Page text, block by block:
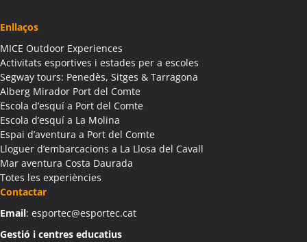
Colònies Escolars Albanyà
Activitats Teambuilding Empreses Albatàrrec
Activitats Família Amics Albatàrrec
Colònies Escolars Albatàrrec
Activitats Teambuilding Empreses Albesa
Activitats Família Amics Albesa
Colònies Escolars Albesa
Activitats Teambuilding Empreses Albi
Activitats Família Amics Albi
Colònies Escolars Albi
Activitats Teambuilding Empreses Albinyana
Enllaços
MICE Outdoor Experiences
Activitats esportives i estades per a escoles
Segway tours: Penedès, Sitges & Tarragona
Alberg Mirador Port del Comte
Escola d’esquí a Port del Comte
Escola d’esquí a La Molina
Espai d’aventura a Port del Comte
Lloguer d’embarcacions a La Llosa del Cavall
Mar aventura Costa Daurada
Totes les experiències
Contactar
Email: esportec@esportec.cat
Gestió i centres educatius